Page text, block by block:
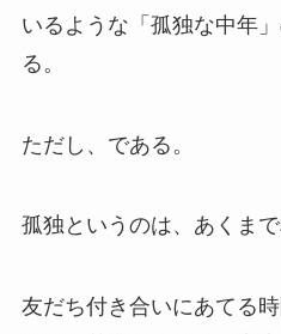
いるような「孤独な中年
る。
ただし、である。
孤独というのは、あくまで
友だち付き合いにあてる